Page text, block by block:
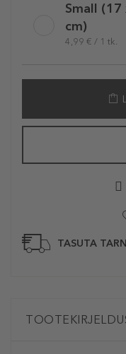
Small (17
cm)
4,99 € / 1 tk.
TASUTA